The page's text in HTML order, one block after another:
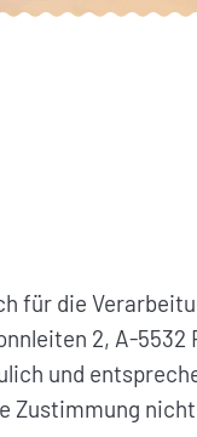
für die
2, A-
und
Zustimmung